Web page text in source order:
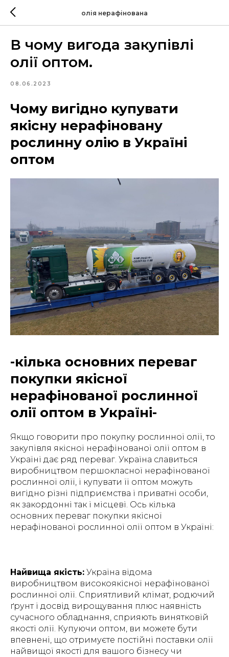
олія нерафінована
В чому вигода закупівлі
олії оптом.
08.06.2023
Чому вигідно купувати
якісну нерафіновану
рослинну олію в Україні
оптом
-кілька основних переваг
покупки якісної
нерафінованої рослинної
олії оптом в Україні-
Якщо говорити про покупку рослинної олії, то
закупівля якісної нерафінованої олії оптом в
Україні дає ряд переваг. Україна славиться
виробництвом першокласної нерафінованої
рослинної олії, і купувати її оптом можуть
вигідно різні підприємства і приватні особи,
як закордонні так і місцеві. Ось кілька
основних переваг покупки якісної
нерафінованої рослинної олії оптом в Україні:
Найвища якість: Україна відома
виробництвом високоякісної нерафінованої
рослинної олії. Сприятливий клімат, родючий
ґрунт і досвід вирощування плюс наявність
сучасного обладнання, сприяють винятковій
якості олії. Купуючи оптом, ви можете бути
впевнені, що отримуєте постійні поставки олії
найвищої якості для вашого бізнесу чи